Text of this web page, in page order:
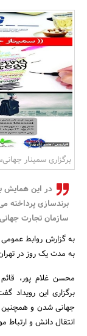
برگزاری سمینار
در این همایش
برندسازی
سازمان تجارت
به مدت یک روز در
محسن غلام پور،
برگزاری این رویداد
جهانی شدن و همچنین
انتقال دانش و ارتباط